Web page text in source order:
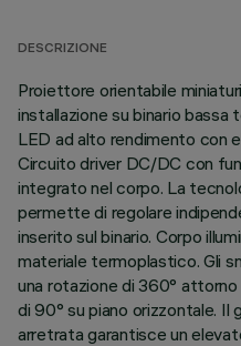
DESCRIZIONE
Proiettore orientabile
installazione su binario
LED ad alto rendimento con
Circuito driver DC/DC con
integrato nel corpo. La
permette di regolare
inserito sul binario. Corpo
materiale termoplastico. Gli
una rotazione di 360° attorno
di 90° su piano orizzontale. Il
arretrata garantisce un